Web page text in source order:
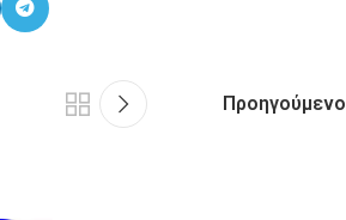
Προηγούμενο